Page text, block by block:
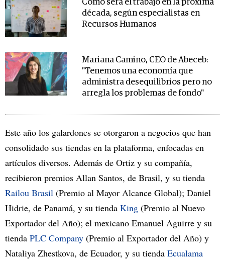
Cómo será el trabajo en la próxima
década, según especialistas en
Recursos Humanos
Mariana Camino, CEO de Abeceb:
"Tenemos una economía que
administra desequilibrios pero no
arregla los problemas de fondo"
Este año los galardones se otorgaron a negocios que han
consolidado sus tiendas en la plataforma, enfocadas en
artículos diversos. Además de Ortiz y su compañía,
recibieron premios Allan Santos, de Brasil, y su tienda
Railou Brasil (Premio al Mayor Alcance Global); Daniel
Hidrie, de Panamá, y su tienda King (Premio al Nuevo
Exportador del Año); el mexicano Emanuel Aguirre y su
tienda PLC Company (Premio al Exportador del Año) y
Nataliya Zhestkova, de Ecuador, y su tienda Ecualama